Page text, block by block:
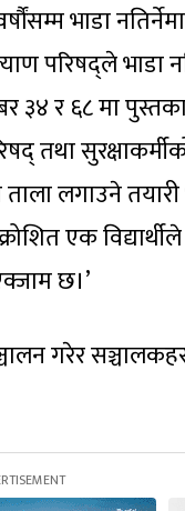
भाडा
भाडा
३४ र ६८ मा
तथा
लगाउने
एक
छ।’
गरेर